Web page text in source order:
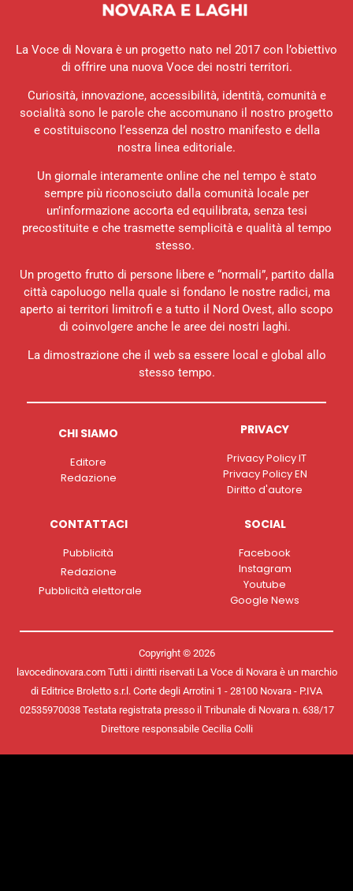
La Voce di Novara è un progetto nato nel 2017 con l’obiettivo
di offrire una nuova Voce dei nostri territori.
Curiosità, innovazione, accessibilità, identità, comunità e
socialità sono le parole che accomunano il nostro progetto
e costituiscono l’essenza del nostro manifesto e della
nostra linea editoriale.
Un giornale interamente online che nel tempo è stato
sempre più riconosciuto dalla comunità locale per
un’informazione accorta ed equilibrata, senza tesi
precostituite e che trasmette semplicità e qualità al tempo
stesso.
Un progetto frutto di persone libere e “normali”, partito dalla
città capoluogo nella quale si fondano le nostre radici, ma
aperto ai territori limitrofi e a tutto il Nord Ovest, allo scopo
di coinvolgere anche le aree dei nostri laghi.
La dimostrazione che il web sa essere local e global allo
stesso tempo.
CHI SIAMO
Editore
Redazione
PRIVACY
Privacy Policy IT
Privacy Policy EN
Diritto d'autore
CONTATTACI
Pubblicità
Redazione
Pubblicità elettorale
SOCIAL
Facebook
Instagram
Youtube
Google News
Copyright © 2026
lavocedinovara.com Tutti i diritti riservati La Voce di Novara è un marchio
di Editrice Broletto s.r.l. Corte degli Arrotini 1 - 28100 Novara - P.IVA
02535970038 Testata registrata presso il Tribunale di Novara n. 638/17
Direttore responsabile Cecilia Colli